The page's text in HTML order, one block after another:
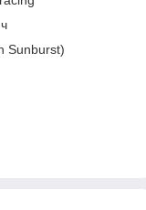
Sunburst)